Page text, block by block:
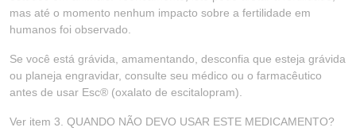
mas até o momento nenhum impacto sobre a fertilidade em
humanos foi observado.
Se você está grávida, amamentando, desconfia que esteja grávida
ou planeja engravidar, consulte seu médico ou o farmacêutico
antes de usar Esc® (oxalato de escitalopram).
Ver item 3. QUANDO NÃO DEVO USAR ESTE MEDICAMENTO?